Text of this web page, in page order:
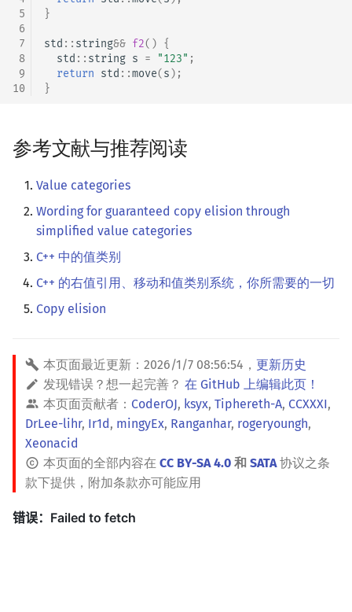
5
6
7
8
9
10
}
std :: string&& f2() {
std :: string s = "123" ;
return std ::move(s);
}
参考文献与推荐阅读
Value categories
Wording for guaranteed copy elision through
simplified value categories
C++ 中的值类别
C++ 的右值引用、移动和值类别系统，你所需要的一切
Copy elision
本页面最近更新： 2026/1/7 08:56:54 ， 更新历史
发现错误？想一起完善？ 在 GitHub 上编辑此页！
本页面贡献者： CoderOJ, ksyx, Tiphereth-A, CCXXXI,
DrLee-lihr, Ir1d, mingyEx, Ranganhar, rogeryoungh,
Xeonacid
本页面的全部内容在 CC BY-SA 4.0 和 SATA协议之条
款下提供，附加条款亦可能应用